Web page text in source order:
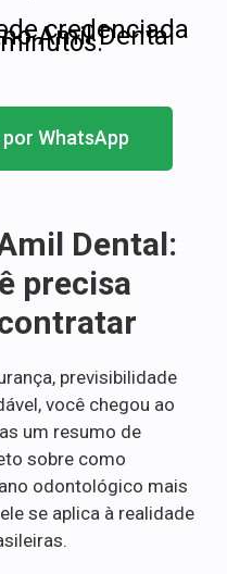
credenciada
Amil Dental
WhatsApp
Dental:
precisa
previsibilidade
você chegou ao
um resumo de
sobre como
odontológico mais
se aplica à realidade